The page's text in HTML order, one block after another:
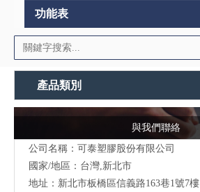
功能表
產品類別
與我們聯絡
公司名稱：可泰塑膠股份有限公司
國家/地區：台灣,新北市
地址：新北市板橋區信義路163巷1號7樓